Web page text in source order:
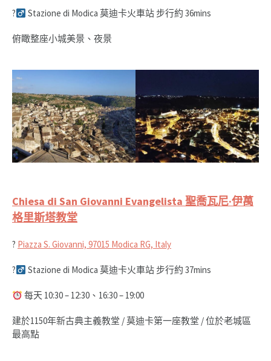
?‍ Stazione di Modica 莫迪卡火車站 步行約 36mins
俯瞰整座小城美景、夜景
Chiesa di San Giovanni Evangelista 聖喬瓦尼·伊萬
格里斯塔教堂
? Piazza S. Giovanni, 97015 Modica RG, Italy
?‍ Stazione di Modica 莫迪卡火車站 步行約 37mins
每天 10:30 – 12:30、16:30 – 19:00
建於1150年新古典主義教堂 / 莫迪卡第一座教堂 / 位於老城區
最高點